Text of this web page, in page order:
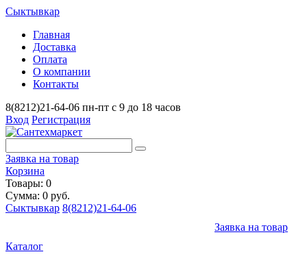
Сыктывкар
Главная
Доставка
Оплата
О компании
Контакты
8(8212)21-64-06 пн-пт с 9 до 18 часов
Вход Регистрация
Заявка на товар
Корзина
Товары: 0
Сумма: 0 руб.
Сыктывкар 8(8212)21-64-06
Заявка на товар
Каталог